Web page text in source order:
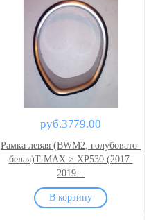
руб.3779.00
Рамка левая (BWM2, голубовато-
белая)T-MAX > XP530 (2017-
2019...